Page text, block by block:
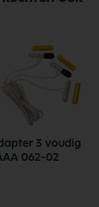
3 voudig
062-02